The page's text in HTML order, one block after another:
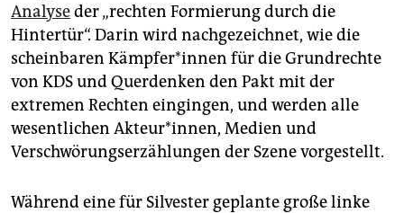
Analyseder „rechten Formierung durch die
Hintertür“. Darin wird nachgezeichnet, wie die
scheinbaren Kämpfer*innen für die Grundrechte
von KDS und Querdenken den Pakt mit der
extremen Rechten eingingen, und werden alle
wesentlichen Akteur*innen, Medien und
Verschwörungserzählungen der Szene vorgestellt.
Während eine für Silvester geplante große linke